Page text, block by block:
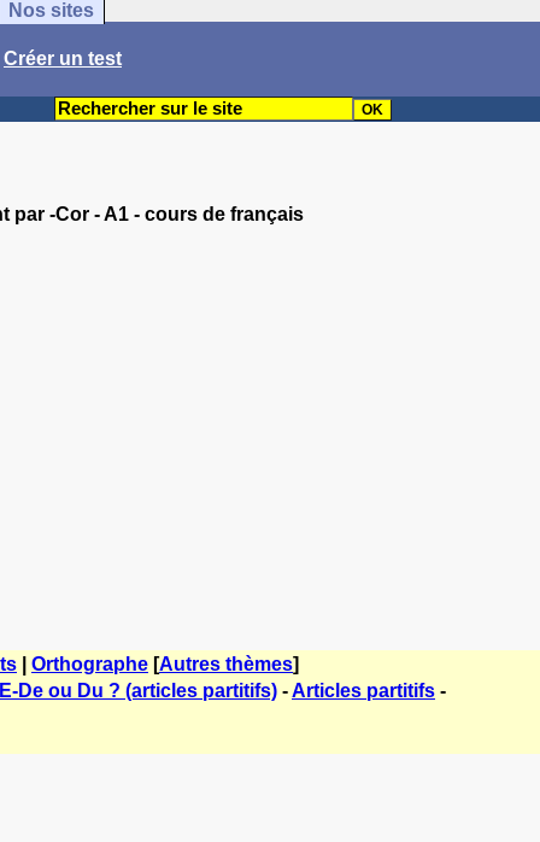
Nos sites
Créer un test
par -Cor - A1 - cours de français
Orthographe [Autres thèmes]
De ou Du ? (articles partitifs) -Articles partitifs -